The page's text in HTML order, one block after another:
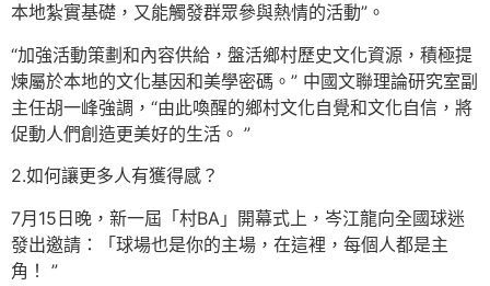
本地紮實基礎，又能觸發群眾參與熱情的活動”。
“加強活動策劃和內容供給，盤活鄉村歷史文化資源，積極提
煉屬於本地的文化基因和美學密碼。” 中國文聯理論研究室副
主任胡一峰強調，“由此喚醒的鄉村文化自覺和文化自信，將
促動人們創造更美好的生活。 ”
2.如何讓更多人有獲得感？
7月15日晚，新一屆「村BA」開幕式上，岑江龍向全國球迷
發出邀請：「球場也是你的主場，在這裡，每個人都是主
角！ ”